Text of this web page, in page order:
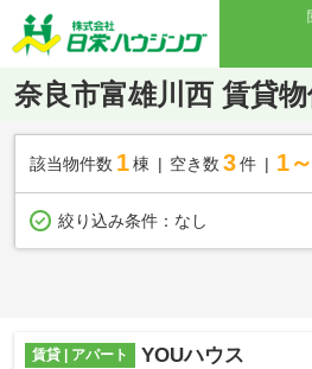
奈良市富雄川西 賃貸
該当物件数 1棟 空き数 3 件 1
絞り込み条件： なし
賃貸 | アパート YOUハウス